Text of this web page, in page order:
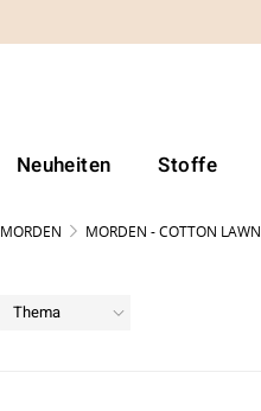
Neuheiten Stoffe
MORDEN MORDEN - COTTON LAWN
Thema